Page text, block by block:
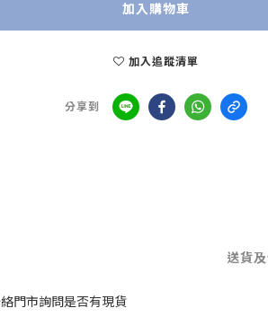
加入購物車
加入追蹤清單
分享到
送貨
門市詢問是否有現貨